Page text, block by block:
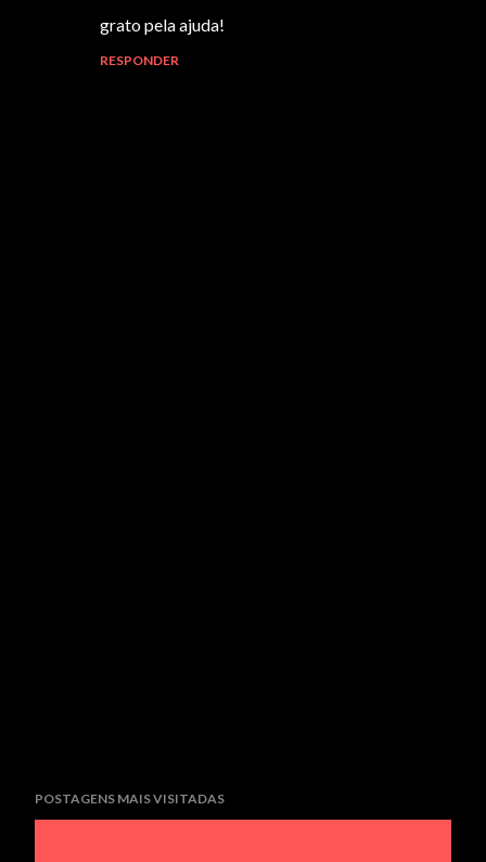
grato pela ajuda!
RESPONDER
á
POSTAGENS MAIS VISITADAS